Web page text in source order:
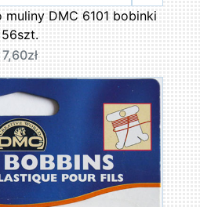
DMC 6101 bobinki
56szt.
7,60zł